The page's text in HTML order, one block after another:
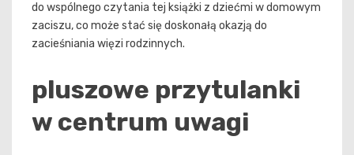
do wspólnego czytania tej książki z dziećmi w domowym
zaciszu, co może stać się doskonałą okazją do
zacieśniania więzi rodzinnych.
pluszowe przytulanki
w centrum uwagi